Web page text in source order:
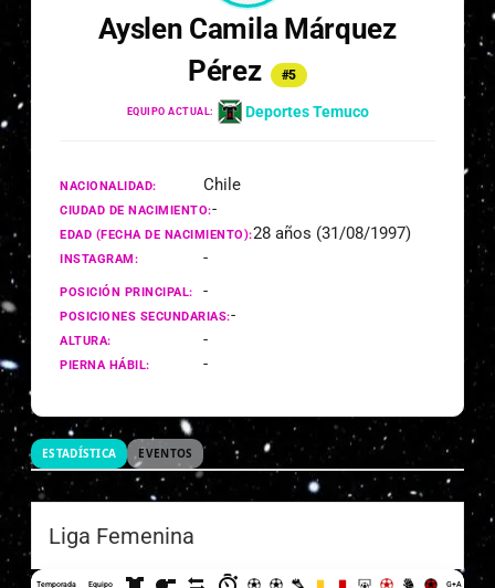
Ayslen Camila Márquez
Pérez
#5
EQUIPO ACTUAL: Deportes Temuco
NACIONALIDAD: Chile
CIUDAD DE NACIMIENTO:-
EDAD (FECHA DE NACIMIENTO):28 años (31/08/1997)
INSTAGRAM: -
POSICIÓN PRINCIPAL: -
POSICIONES SECUNDARIAS:-
ALTURA: -
PIERNA HÁBIL: -
ESTADÍSTICA EVENTOS
Liga Femenina
Temporada Equipo G+A